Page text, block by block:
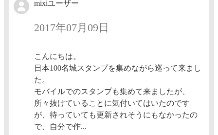
mixiユーザー
2017年07月09日
こんにちは。
日本100名城スタンプを集めながら巡って来まし
た。
モバイルでのスタンプも集めて来ましたが、
所々抜けていることに気付いてはいたのです
が、待っていても更新されそうにもなかったの
で、自分で作...